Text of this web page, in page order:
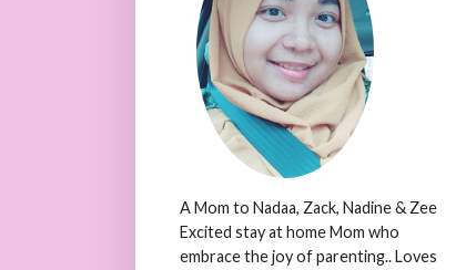
A Mom to Nadaa, Zack, Nadine & Zee
Excited stay at home Mom who
embrace the joy of parenting.. Loves